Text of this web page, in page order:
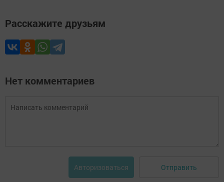
Расскажите друзьям
Нет комментариев
Авторизоваться Отправить